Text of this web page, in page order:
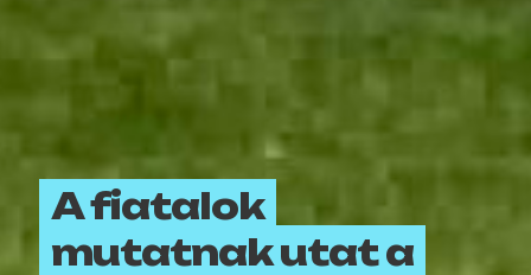
A fiatalok
mutatnak utat a